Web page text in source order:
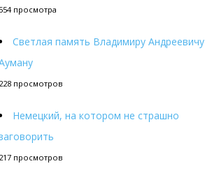
просмотра
Светлая память Владимиру Андреевичу
просмотров
Немецкий, на котором не страшно
просмотров